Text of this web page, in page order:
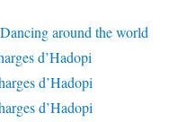
Dancing around the world
d’Hadopi
d’Hadopi
d’Hadopi